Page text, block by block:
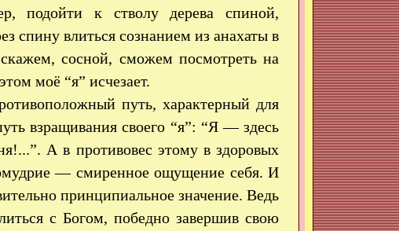
подойти к стволу дерева спиной,
спину влиться сознанием из анахаты в
сосной, сможем посмотреть на
моё “я” исчезает.
путь, характерный для
взращивания своего “я”: “Я — здесь
А в противовес этому в здоровых
— смиренное ощущение себя. И
принципиальное значение. Ведь
с Богом, победно завершив свою